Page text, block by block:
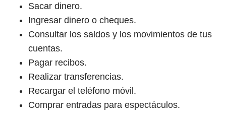
Sacar dinero.
Ingresar dinero o cheques.
Consultar los saldos y los movimientos de tus
cuentas.
Pagar recibos.
Realizar transferencias.
Recargar el teléfono móvil.
Comprar entradas para espectáculos.